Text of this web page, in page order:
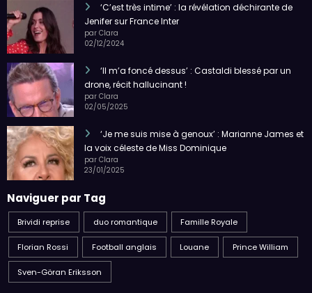
‘C’est très intime’ : la révélation déchirante de
Jenifer sur France Inter
par Clara
02/12/2024
‘Il m’a foncé dessus’ : Castaldi blessé par un
drone, récit hallucinant !
par Clara
02/05/2025
‘Je me suis mise à genoux’ : Marianne James et
la voix céleste de Miss Dominique
par Clara
23/01/2025
Naviguer par Tag
Brividi reprise duo romantique Famille Royale
Florian Rossi Football anglais Louane Prince William
Sven-Göran Eriksson